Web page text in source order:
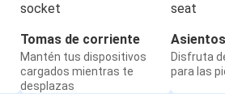
Tomas de corriente
Mantén tus dispositivos
cargados mientras te
desplazas
Disfruta
para las